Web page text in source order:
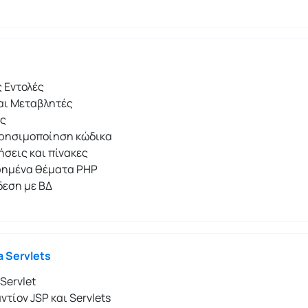
Εντολές
Μεταβλητές
κώδικα
και πίνακες
θέματα PHP
με ΒΔ
Servlets
Servlet
JSP και Servlets